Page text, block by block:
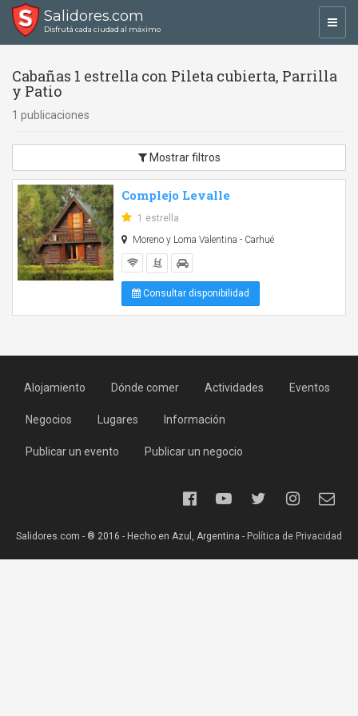
Salidores.com
Disfrutá cada ciudad al máximo
Cabañas 1 estrella con Pileta cubierta, Parrilla
y Patio
1 publicaciones
Mostrar filtros
Complejo Levalle
1 estrella
Moreno y Loma Valentina - Carhué
Consultar disponibilidad
Alojamiento Dónde comer Actividades Eventos
Negocios Lugares Información
Publicar un evento Publicar un negocio
Salidores.com - ® 2016 - Hecho en Azul, Argentina - Política de Privacidad